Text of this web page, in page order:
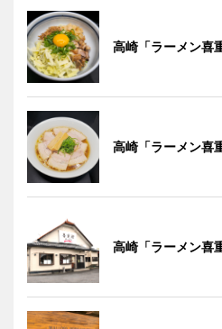
高崎「ラーメン喜
高崎「ラーメン喜
高崎「ラーメン喜